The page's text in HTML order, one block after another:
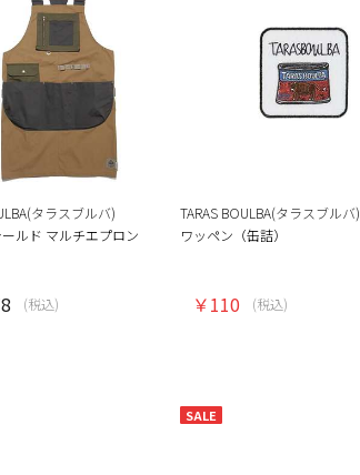
タラスブルバ)
ルド マルチエプロン
(税込)
TARAS BOULBA(タラスブルバ)
ワッペン（缶詰）
￥110 (税込)
SALE